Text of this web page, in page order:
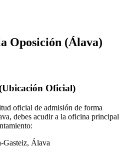
Oposición (Álava)
Oficial)
oficial de admisión de forma
, debes acudir a la oficina principal
Gasteiz, Álava